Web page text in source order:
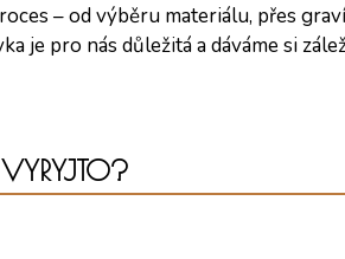
– od výběru materiálu, přes
je pro nás důležitá a dáváme si